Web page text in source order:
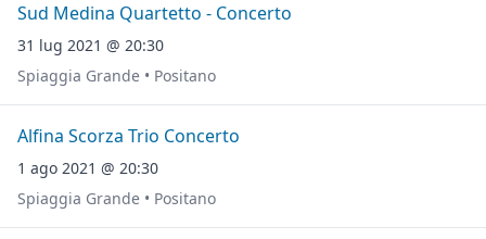
Sud Medina Quartetto - Concerto
31 lug 2021 @ 20:30
Spiaggia Grande • Positano
Alfina Scorza Trio Concerto
1 ago 2021 @ 20:30
Spiaggia Grande • Positano